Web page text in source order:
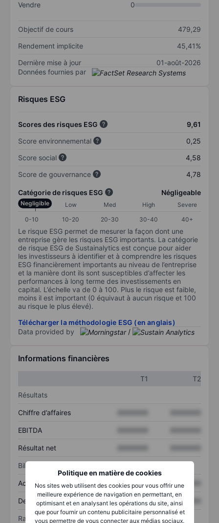
Politique en matière de cookies
Nos sites web utilisent des cookies pour vous offrir une
meilleure expérience de navigation en permettant, en
optimisant et en analysant les opérations du site, ainsi
que pour fournir un contenu publicitaire personnalisé et
vous permettre de vous connecter aux médias sociaux.
Vendre
0
Objectif de cours
479,29
Rendement implicite
45,41%
Dernière mise à jour
01-août-2026
Données fournies par
Risques ESG
Scores des risques ESG
9,61
Score environnemental
0,25
Score social
4,58
Score de gouvernance
4,78
Catégorie de risques ESG Négligeable
Negligible Low Med High
Severe
0-10
10-20 20-30 30-40 40+
Le risque ESG permet de mesurer la façon dont une
entreprise gère les risques ESG importants. La catégorie
de risque ESG de Sustainalytics est conçue pour aider
les investisseurs à identifier et à comprendre les risques
ESG financièrement importants au niveau de l’entreprise
et la manière dont ils sont susceptibles d’affecter les
performances à long terme des investissements en
capital. L’échelle va de 0 à 100. Plus le risque est faible,
moins il est important (0 équivaut à aucun risque et 100
au risque le plus élevé).
Télécharger la méthodologie ESG (en anglais)
Data provided by
/
Informations financières
T1
T2
Résultats
Chiffre d’affaires
EBITDA
Résultat net
Bilan
Actif total XXXXXXX XXXXXXX
Dette totale XXXXXXX XXXXXXX
Ratios